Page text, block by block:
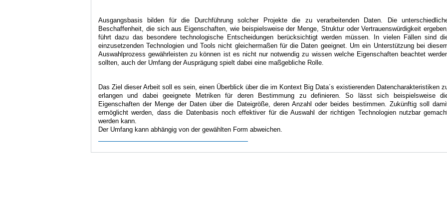
Ausgangsbasis bilden für die Durchführung solcher Projekte die zu verarbeitenden Daten. Die
Beschaffenheit, die sich aus Eigenschaften, wie beispielsweise der Menge, Struktur oder Vertrauenswürdigkeit
führt dazu das besondere technologische Entscheidungen berücksichtigt werden müssen. In vielen Fällen sind
einzusetzenden Technologien und Tools nicht gleichermaßen für die Daten geeignet. Um ein Unterstützung bei
Auswahlprozess gewährleisten zu können ist es nicht nur notwendig zu wissen welche Eigenschaften beachtet
sollten, auch der Umfang der Ausprägung spielt dabei eine maßgebliche Rolle.
Das Ziel dieser Arbeit soll es sein, einen Überblick über die im Kontext Big Data´s existierenden Datencharakteristiken
erlangen und dabei geeignete Metriken für deren Bestimmung zu definieren. So lässt sich beispielsweise
Eigenschaften der Menge der Daten über die Dateigröße, deren Anzahl oder beides bestimmen. Zukünftig soll
ermöglicht werden, dass die Datenbasis noch effektiver für die Auswahl der richtigen Technologien nutzbar
werden kann.
Der Umfang kann abhängig von der gewählten Form abweichen.